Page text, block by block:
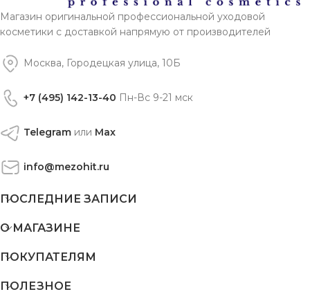
Магазин оригинальной профессиональной уходовой
косметики с доставкой напрямую от производителей
Москва, Городецкая улица, 10Б
+7 (495) 142-13-40 Пн-Вс 9-21 мск
Telegram или Max
info@mezohit.ru
ПОСЛЕДНИЕ ЗАПИСИ
О МАГАЗИНЕ
ПОКУПАТЕЛЯМ
ПОЛЕЗНОЕ